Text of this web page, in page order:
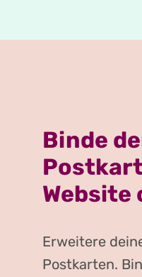
Binde
Website
Erweitere
Postkarten.